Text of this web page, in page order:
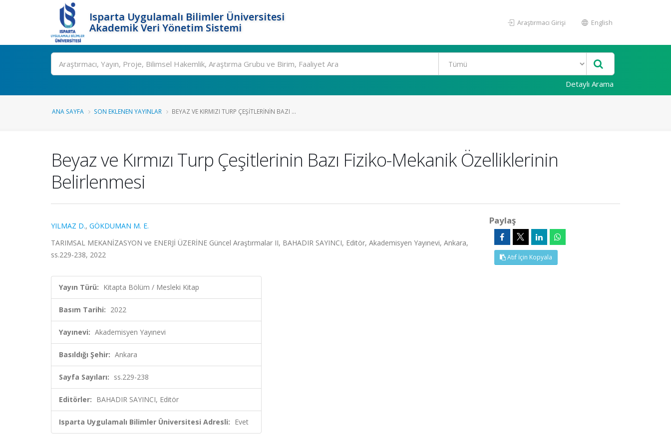
Isparta Uygulamalı Bilimler Üniversitesi
Akademik Veri Yönetim Sistemi
Araştırmacı Girişi English
Ara
Detaylı Arama
ANA SAYFA SON EKLENEN YAYINLAR BEYAZ VE KIRMIZI TURP ÇEŞITLERININ BAZI ...
Beyaz ve Kırmızı Turp Çeşitlerinin Bazı Fiziko-Mekanik Özelliklerinin
Belirlenmesi
YILMAZ D., GÖKDUMAN M. E.
TARIMSAL MEKANİZASYON ve ENERJİ ÜZERİNE Güncel Araştırmalar II, BAHADIR SAYINCI, Editör, Akademisyen Yayınevi, Ankara,
ss.229-238, 2022
Yayın Türü: Kitapta Bölüm / Mesleki Kitap
Basım Tarihi: 2022
Yayınevi: Akademisyen Yayınevi
Basıldığı Şehir: Ankara
Sayfa Sayıları: ss.229-238
Editörler: BAHADIR SAYINCI, Editör
Isparta Uygulamalı Bilimler Üniversitesi Adresli: Evet
Paylaş
Atıf İçin Kopyala